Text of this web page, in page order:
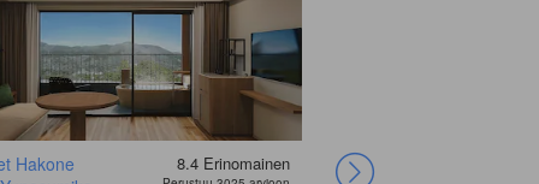
Hakone
8.4 Erinomainen
Irori Guest House